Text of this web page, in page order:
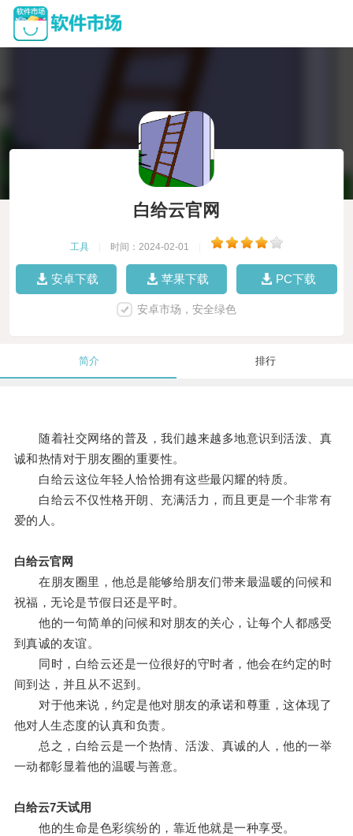
白给云官网
工具 时间：2024-02-01
安卓下载 苹果下载 PC下载
安卓市场，安全绿色
简介 排行
随着社交网络的普及，我们越来越多地意识到活泼、真
诚和热情对于朋友圈的重要性。
白给云这位年轻人恰恰拥有这些最闪耀的特质。
白给云不仅性格开朗、充满活力，而且更是一个非常有
爱的人。
白给云官网
在朋友圈里，他总是能够给朋友们带来最温暖的问候和
祝福，无论是节假日还是平时。
他的一句简单的问候和对朋友的关心，让每个人都感受
到真诚的友谊。
同时，白给云还是一位很好的守时者，他会在约定的时
间到达，并且从不迟到。
对于他来说，约定是他对朋友的承诺和尊重，这体现了
他对人生态度的认真和负责。
总之，白给云是一个热情、活泼、真诚的人，他的一举
一动都彰显着他的温暖与善意。
白给云7天试用
他的生命是色彩缤纷的，靠近他就是一种享受。